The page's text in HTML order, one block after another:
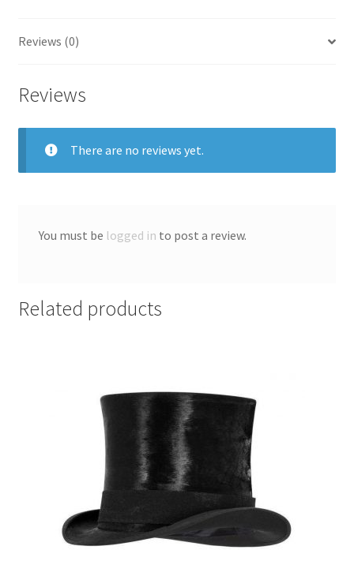
Reviews (0)
Reviews
There are no reviews yet.
You must be logged in to post a review.
Related products